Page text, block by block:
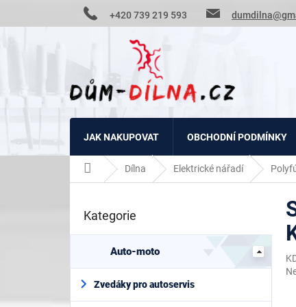
+420 739 219 593
JAK NAKUPOVAT OBCHODNÍ PODMÍNKY
Domů Dílna Elektrické nářadí
t
a
Přeskočit
Kategorie
Auto-moto
Zvedáky pro autoservis